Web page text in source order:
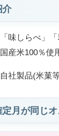
介
味しらべ」
産米100％使
社製品(米菓
定月が同じ